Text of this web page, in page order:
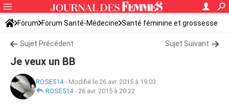
Forum Forum Santé-Médecine Santé féminine et grossesse
Tomber enceinte
Sujet Précédent Sujet Suivant
Je veux un BB
ROSE514- Modifié le 26 avr. 2015 à 19:03
ROSE514- 26 avr. 2015 à 20:22